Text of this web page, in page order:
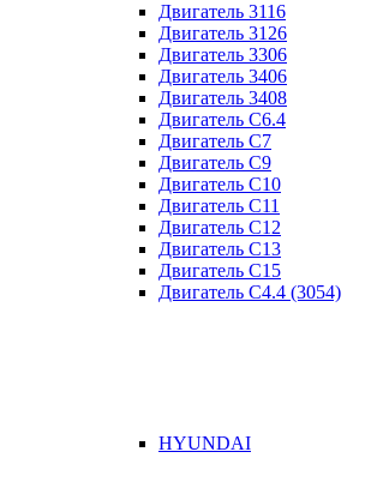
Двигатель 3116
Двигатель 3126
Двигатель 3306
Двигатель 3406
Двигатель 3408
Двигатель C6.4
Двигатель C7
Двигатель C9
Двигатель C10
Двигатель C11
Двигатель C12
Двигатель C13
Двигатель C15
Двигатель C4.4 (3054)
HYUNDAI